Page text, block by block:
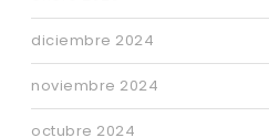
diciembre 2024
noviembre 2024
octubre 2024